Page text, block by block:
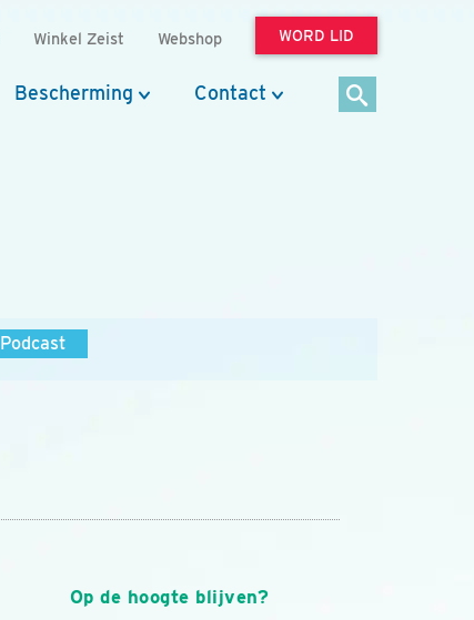
Winkel Zeist Webshop WORD LID
Bescherming Contact
Podcast
Op de hoogte blijven?